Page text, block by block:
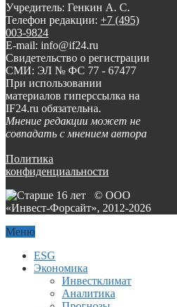
Учредитель: Генкин А. С.
Телефон редакции: +7 (495)
003-9824
E-mail: info@if24.ru
Свидетельство о регистрации
СМИ: ЭЛ № ФС 77 - 67477
При использовании
материалов гиперссылка на
IF24.ru обязательна.
Мнение редакции может не
совпадать с мнением автора
Политика
конфиденциальности
© ООО
«Инвест-Форсайт», 2012-2026
Меню
ESG
Экономика
Инвестклимат
Аналитика